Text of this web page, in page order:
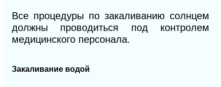
Все процедуры по закаливанию солнцем
должны проводиться под контролем
медицинского персонала.
Закаливание водой